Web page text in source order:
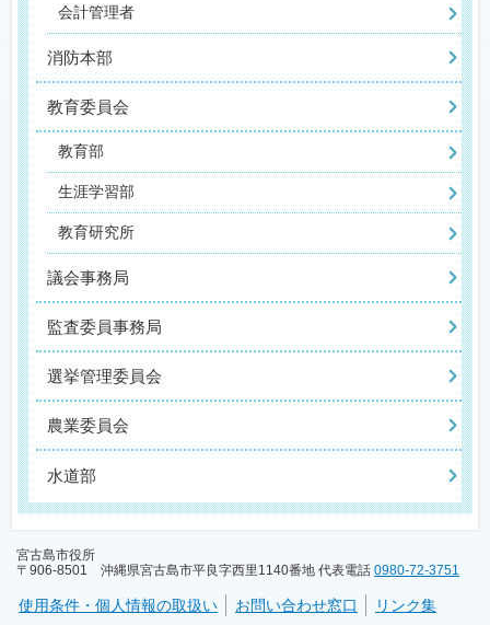
会計管理者
消防本部
教育委員会
教育部
生涯学習部
教育研究所
議会事務局
監査委員事務局
選挙管理委員会
農業委員会
水道部
宮古島市役所
〒906-8501 沖縄県宮古島市平良字西里1140番地 代表電話 0980-72-3751
使用条件・個人情報の取扱い お問い合わせ窓口 リンク集